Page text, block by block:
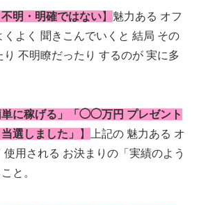
明・明確ではない】 魅力ある オフ
くよく 聞きこんでいくと 結局 その
不明瞭だったり するのが 実に多
単に稼げる」「◯◯万円 プレゼント
選しました」
】
上記の 魅力ある オ
用される お決まりの「実績のよう
と。